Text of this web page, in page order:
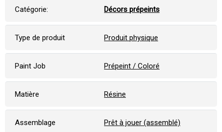
Catégorie: Décors prépeints
Type de produit Produit physique
Paint Job Prépeint / Coloré
Matière Résine
Assemblage Prêt à jouer (assemblé)